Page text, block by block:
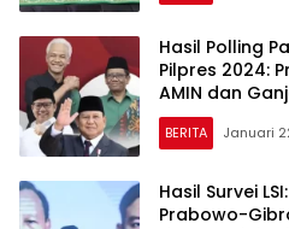
Hasil Polling
Pilpres 2024:
AMIN dan
BERITA Januari
Hasil Survei
Prabowo-